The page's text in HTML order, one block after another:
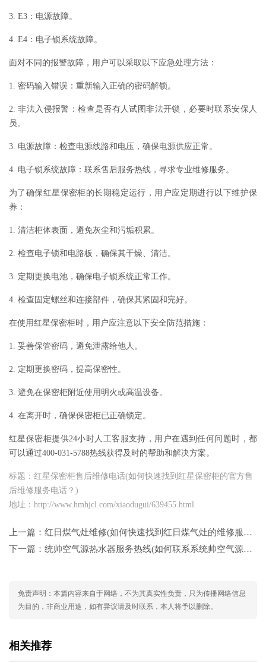
3. E3：电源故障。
4. E4：电子锁系统故障。
面对不同的报警故障，用户可以采取以下应急处理方法：
1. 密码输入错误：重新输入正确的密码解锁。
2. 非法入侵报警：检查是否有人试图非法开锁，必要时联系安保人
员。
3. 电源故障：检查电源线路和电压，确保电源供应正常。
4. 电子锁系统故障：联系售后服务热线，寻求专业维修服务。
为了确保红星保密柜的长期稳定运行，用户应定期进行以下维护保
养：
1. 清洁柜体表面，避免灰尘和污垢积累。
2. 检查电子锁和电路板，确保其干燥、清洁。
3. 定期更换电池，确保电子锁系统正常工作。
4. 检查固定螺丝和连接部件，确保其紧固和完好。
在使用红星保密柜时，用户应注意以下安全防范措施：
1. 妥善保管密码，避免泄露给他人。
2. 定期更换密码，提高保密性。
3. 避免在保密柜附近使用明火或高温设备。
4. 在离开时，确保保密柜已正确锁定。
红星保密柜提供24小时人工客服支持，用户在遇到任何问题时，都
可以通过400-031-5788热线获得及时的帮助和解决方案。
标题：红星保密柜售后维修电话(如何快速找到红星保密柜的官方售
后维修服务电话？)
地址：http://www.hmhjcl.com/xiaodugui/639455.html
上一篇： 红日煤气灶维修(如何快速找到红日煤气灶的维修服务？)
下一篇： 统帅空气源热水器服务热线(如何联系系统帅空气源热水器的服务？这个问句简洁明了，直接询问如何联系服务，符合
免责声明：本篇内容来自于网络，不为其真实性负责，只为传播网络信息
为目的，非商业用途，如有异议请及时联系，本人将予以删除。
相关推荐